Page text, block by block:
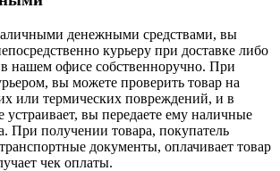
денежными средствами, вы
курьеру при доставке либо
в нашем офисе собственноручно. При
вы можете проверить товар на
или термических повреждений, и в
устраивает, вы передаете ему наличные
При получении товара, покупатель
документы, оплачивает товар
чек оплаты.